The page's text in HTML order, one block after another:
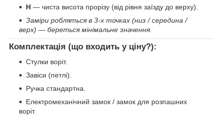
H — чиста висота прорізу (від рівня заїзду до верху).
Заміри робляться в 3-х точках (низ / середина /
верх) — береться мінімальне значення.
Комплектація (що входить у ціну?):
Стулки воріт.
Завіси (петлі).
Ручка стандартна.
Електромеханічний замок / замок для розпашних
воріт.